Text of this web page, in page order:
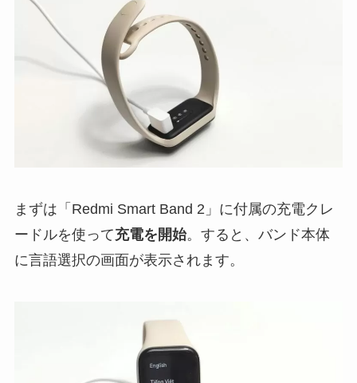
まずは「Redmi Smart Band 2」に付属の充電クレ
ードルを使って充電を開始。すると、バンド本体
に言語選択の画面が表示されます。